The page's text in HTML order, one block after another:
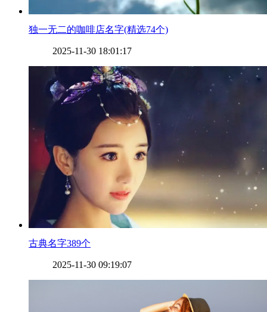
​独一无二的咖啡店名字(精选74个)
2025-11-30 18:01:17
​古典名字389个
2025-11-30 09:19:07